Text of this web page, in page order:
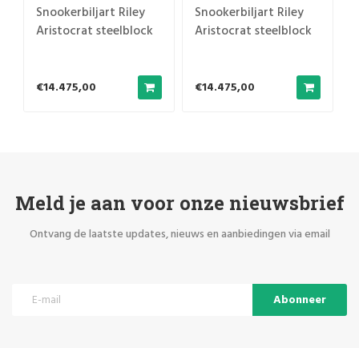
Snookerbiljart Riley
Aristocrat steelblock
€14.475,00
Snookerbiljart Riley
Aristocrat steelblock
€14.475,00
Meld je aan voor onze nieuwsbrief
Ontvang de laatste updates, nieuws en aanbiedingen via email
Abonneer